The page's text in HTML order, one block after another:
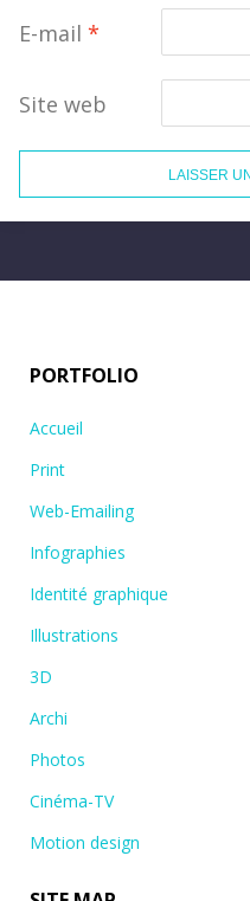
E-mail *
Site web
PORTFOLIO
Accueil
Print
Web-Emailing
Infographies
Identité graphique
Illustrations
3D
Archi
Photos
Cinéma-TV
Motion design